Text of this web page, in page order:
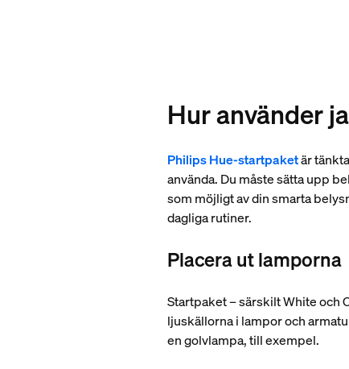
Hur använder
Philips Hue-startpaketär
använda. Du måste sätta upp
som möjligt av din smarta
dagliga rutiner.
Placera ut lamporna
Startpaket – särskilt White och
ljuskällorna i lampor och
en golvlampa, till exempel.